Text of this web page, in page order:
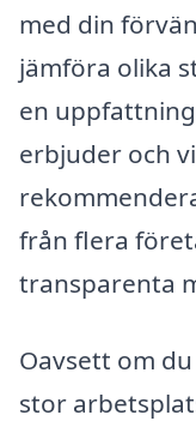
med din
jämföra olika
en
erbjuder och
från flera
transparenta
Oavsett om
stor